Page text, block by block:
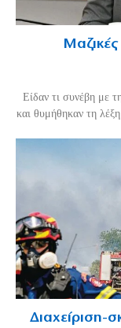
Είδαν τι συνέβη με
και θυμήθηκαν τη
Διαχείριση-